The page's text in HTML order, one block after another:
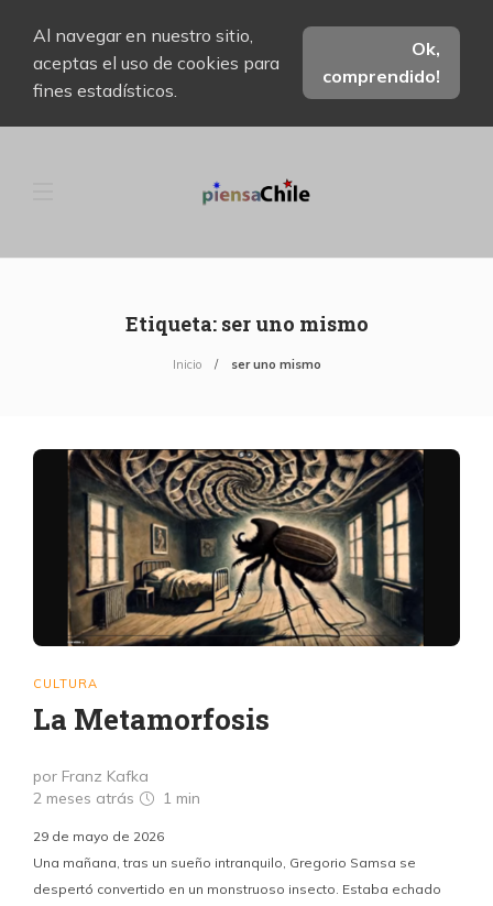
Al navegar en nuestro sitio,
aceptas el uso de cookies para
fines estadísticos.
Ok,
comprendido!
Etiqueta: ser uno mismo
Inicio ser uno mismo
CULTURA
La Metamorfosis
por Franz Kafka
2 meses atrás
1 min
29 de mayo de 2026
Una mañana, tras un sueño intranquilo, Gregorio Samsa se
despertó convertido en un monstruoso insecto. Estaba echado